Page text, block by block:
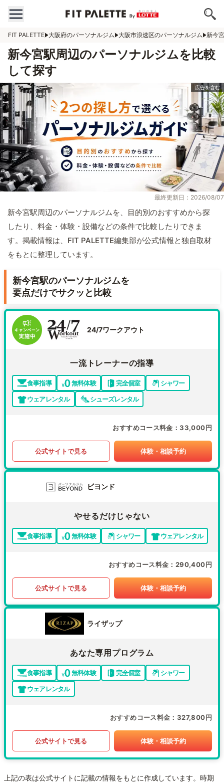
FIT PALETTE 大阪府のパーソナルジム 大阪市浪速区のパーソナルジム 新今
新今宮駅周辺のパーソナルジムを比較
して探す
最終更新日：2026/08/07
新今宮駅周辺のパーソナルジムを、目的別のおすすめから探
したり、料金・体験・設備などの条件で比較したりできま
す。掲載情報は、FIT PALETTE編集部が公式情報と独自取材
をもとに整理しています。
新今宮駅のパーソナルジムを
要点だけでサクッと比較
24/7ワークアウト
一流トレーナーの指導
食事指導 無料体験 完全個室
シャワー
ウェアレンタル
シューズレンタル
おすすめコース料金 33,000円
公式サイトで見る 体験・相談予約
ビヨンド
やせるだけじゃない
食事指導 無料体験 シャワー ウェアレンタル
おすすめコース料金 290,400円
公式サイトで見る 体験・相談予約
ライザップ
あなた専用プログラム
食事指導 無料体験 完全個室
シャワー
ウェアレンタル
おすすめコース料金 327,800円
公式サイトで見る 体験・相談予約
上記の表は公式サイトに記載の情報をもとに作成しています。時期